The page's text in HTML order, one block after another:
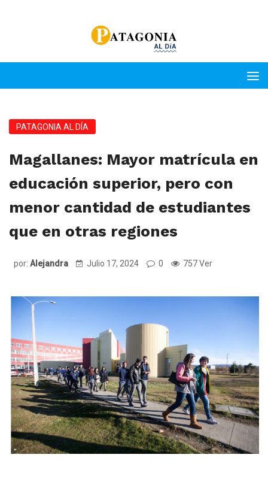
PATAGONIA AL DÍA
Magallanes: Mayor matrícula en
educación superior, pero con
menor cantidad de estudiantes
que en otras regiones
por: Alejandra Julio 17, 2024 0 757 Ver